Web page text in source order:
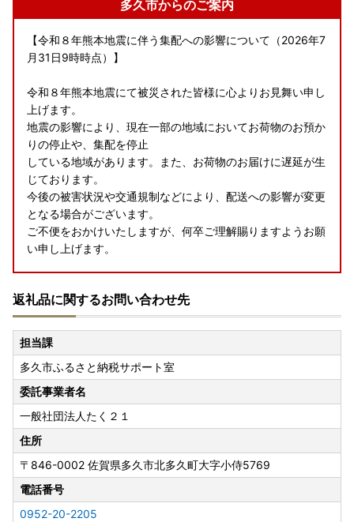
多久市からのご案内
【令和８年熊本地震に伴う集配への影響について（2026年7
月31日9時時点）】
令和８年熊本地震にて被災された皆様に心よりお見舞い申し
上げます。
地震の影響により、現在一部の地域においてお荷物のお預か
りの停止や、集配を停止
している地域があります。また、お荷物のお届けに遅延が生
じております。
今後の被害状況や交通規制などにより、配送への影響が変更
となる場合がございます。
ご不便をおかけいたしますが、何卒ご理解賜りますようお願
い申し上げます。
【お盆休みの返礼品の発送について】
令和8年8月7日（金）～令和8年8月16日（日）まで全ての
返礼品の発送を停止致します。
寄附者様にはご迷惑をおかけいたしますが何卒ご理解のほど
よろしくお願いいたします。
返礼品に関するお問い合わせ先
担当課
多久市ふるさと納税サポート室
委託事業者名
一般社団法人たく２１
住所
〒846-0002 佐賀県多久市北多久町大字小侍5769
電話番号
0952-20-2205